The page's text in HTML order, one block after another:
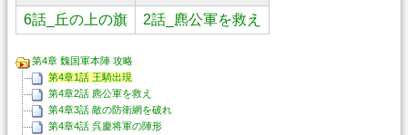
6話_丘の上の旗
2話_麃公軍を救え
第4章 魏国軍本陣 攻略
第4章1話 王騎出現
第4章2話 麃公軍を救え
第4章3話 敵の防衛網を破れ
第4章4話 呉慶将軍の陣形